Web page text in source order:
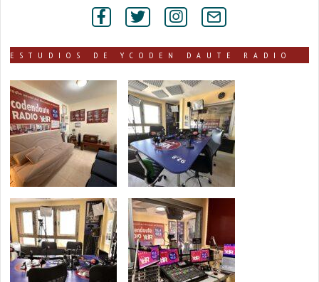
ESTUDIOS DE YCODEN DAUTE RADIO